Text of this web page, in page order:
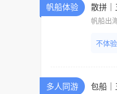
帆船体验 散拼
帆船出
不体
多人同游 包船